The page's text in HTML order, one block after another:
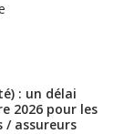
: un délai
2026 pour les
/ assureurs